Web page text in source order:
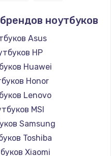
ноутбуков
Asus
HP
Huawei
Honor
Lenovo
MSI
Samsung
Toshiba
Xiaomi